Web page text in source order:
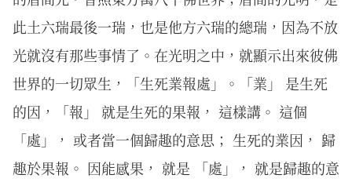
此土六瑞最後一瑞，也是他方六瑞的總瑞，因為不放
光就沒有那些事情了。在光明之中，就顯示出來彼佛
世界的一切眾生，「生死業報處」。「業」 是生死
的因，「報」 就是生死的果報， 這樣講。 這個
「處」， 或者當一個歸趣的意思； 生死的業因， 歸
趣於果報。 因能感果， 就是 「處」， 就是歸趣的意